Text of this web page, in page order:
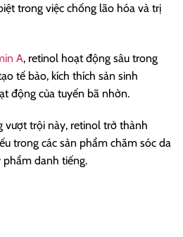
trong việc chống lão hóa và trị
A, retinol hoạt động sâu trong
tế bào, kích thích sản sinh
động của tuyến bã nhờn.
vượt trội này, retinol trở thành
trong các sản phẩm chăm sóc da
phẩm danh tiếng.